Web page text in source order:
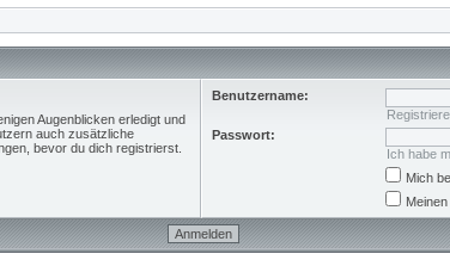
Augenblicken erledigt und
auch zusätzliche
bevor du dich registrierst.
Benutzername:
Passwort:
Ich habe
Mich